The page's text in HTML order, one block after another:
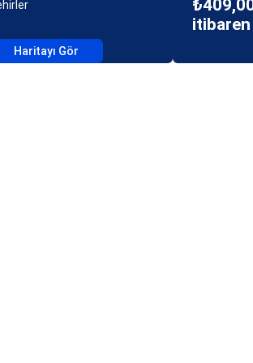
Haritayı Gör
itibaren